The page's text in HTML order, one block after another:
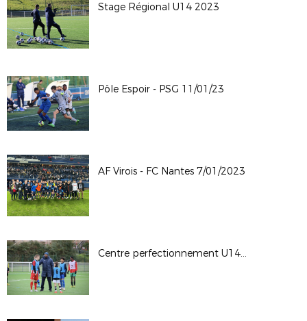
Stage Régional U14 2023
Pôle Espoir - PSG 11/01/23
AF Virois - FC Nantes 7/01/2023
Centre perfectionnement U14 2022